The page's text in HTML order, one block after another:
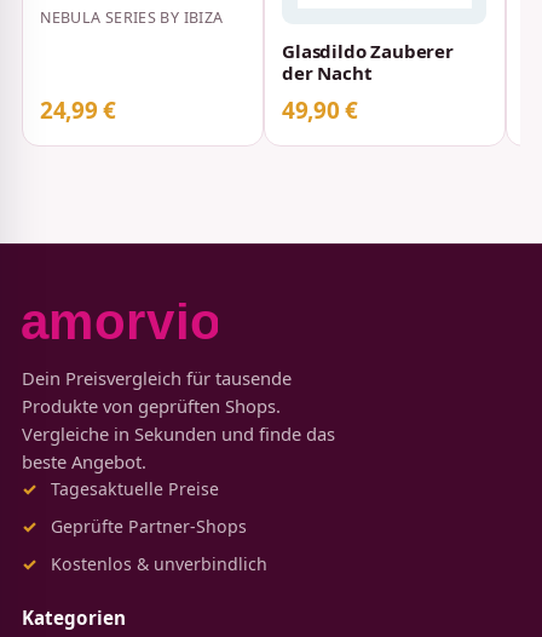
NEBULA SERIES BY IBIZA
24,99 €
Glasdildo Zauberer
der Nacht
49,90 €
Dein Preisvergleich für tausende
Produkte von geprüften Shops.
Vergleiche in Sekunden und finde das
beste Angebot.
Tagesaktuelle Preise
Geprüfte Partner-Shops
Kostenlos & unverbindlich
Kategorien